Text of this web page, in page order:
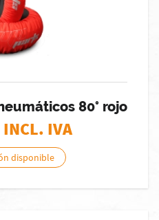
80° rojo
IVA
disponible